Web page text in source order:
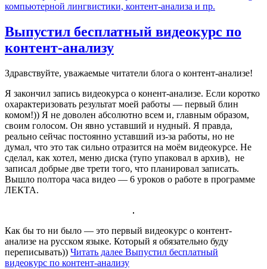
компьютерной лингвистики, контент-анализа и пр.
Выпустил бесплатный видеокурс по
контент-анализу
Здравствуйте, уважаемые читатели блога о контент-анализе!
Я закончил запись видеокурса о конент-анализе. Если коротко
охарактеризовать результат моей работы — первый блин
комом!)) Я не доволен абсолютно всем и, главным образом,
своим голосом. Он явно уставший и нудный. Я правда,
реально сейчас постоянно уставший из-за работы, но не
думал, что это так сильно отразится на моём видеокурсе. Не
сделал, как хотел, меню диска (тупо упаковал в архив), не
записал добрые две трети того, что планировал записать.
Вышло полтора часа видео — 6 уроков о работе в программе
ЛЕКТА.
Как бы то ни было — это первый видеокурс о контент-
анализе на русском языке. Который я обязательно буду
переписывать)) Читать далее Выпустил бесплатный
видеокурс по контент-анализу